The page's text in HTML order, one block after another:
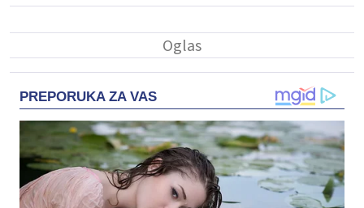
PREPORUKA ZA VAS